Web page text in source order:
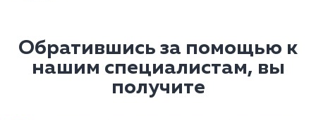
Обратившись за помощью к
нашим специалистам, вы
получите